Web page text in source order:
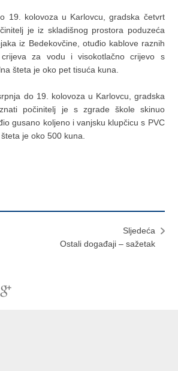
19. kolovoza u Karlovcu, gradska četvrt
je iz skladišnog prostora poduzeća
iz Bedekovčine, otuđio kablove raznih
crijeva za vodu i visokotlačno crijevo s
šteta je oko pet tisuća kuna.
do 19. kolovoza u Karlovcu, gradska
počinitelj je s zgrade škole skinuo
gusano koljeno i vanjsku klupčicu s PVC
je oko 500 kuna.
Sljedeća
Ostali događaji – sažetak